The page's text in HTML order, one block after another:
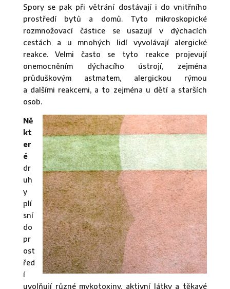
Spory se pak při větrání dostávají i do vnitřního
prostředí bytů a domů. Tyto mikroskopické
rozmnožovací částice se usazují v dýchacích
cestách a u mnohých lidí vyvolávají alergické
reakce. Velmi často se tyto reakce projevují
onemocněním dýchacího ústrojí, zejména
průduškovým astmatem, alergickou rýmou
a dalšími reakcemi, a to zejména u dětí a starších
osob.
Ně
kt
er
é
dr
uh
y
plí
sní
do
pr
ost
řed
í
uvolňují různé mykotoxiny, aktivní látky a těkavé